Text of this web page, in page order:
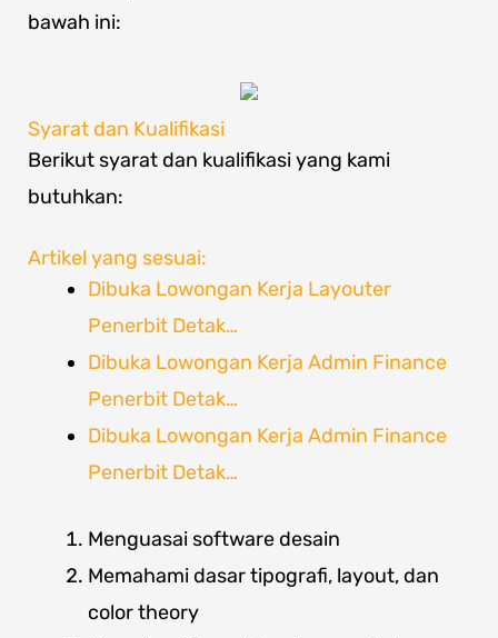
bawah ini:
Syarat dan Kualifikasi
Berikut syarat dan kualifikasi yang kami
butuhkan:
Artikel yang sesuai:
Dibuka Lowongan Kerja Layouter
Penerbit Detak…
Dibuka Lowongan Kerja Admin Finance
Penerbit Detak…
Dibuka Lowongan Kerja Admin Finance
Penerbit Detak…
Menguasai software desain
Memahami dasar tipografi, layout, dan
color theory